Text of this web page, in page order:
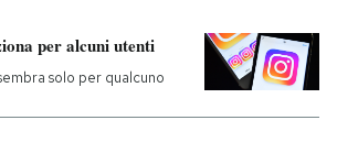
Mondiali calcio 2026
per alcuni utenti
solo per qualcuno